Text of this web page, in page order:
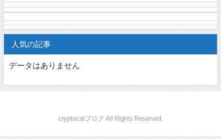
人気の記事
データはありません
cryptocatブログ All Rights Reserved.